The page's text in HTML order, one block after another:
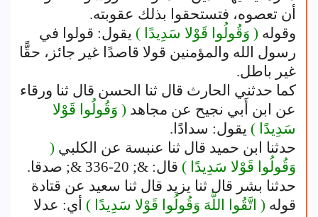
أن تعصوه، فتستحقوا بذلك عقوبته.
وقوله ( وَقُولُوا قَوْلا سَدِيدًا ) يقول: قولوا في
رسول الله والمؤمنين قولا قاصدًا غير جائز، حقًّا
غير باطل.
كما حدثني الحارث قال ثنا الحسن قال ثنا ورقاء
عن ابن أَبي نجيح عن مجاهد ( وَقُولُوا قَوْلا
سَدِيدًا ) يقول: سدادًا.
حدثنا ابن حميد قال ثنا عنبسة عن الكلبي (
وَقُولُوا قَوْلا سَدِيدًا ) قال: &; 20-336 &; صدقا.
حدثنا بشر قال ثنا يزيد قال ثنا سعيد عن قتادة
قوله ( اتَّقُوا اللَّهَ وَقُولُوا قَوْلا سَدِيدًا ) أي: عدلا